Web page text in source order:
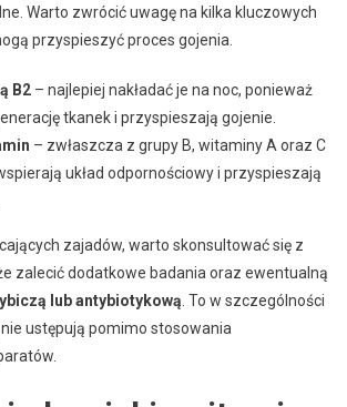
Warto zwrócić uwagę na kilka kluczowych
przyspieszyć proces gojenia.
B2– najlepiej nakładać je na noc, ponieważ
tkanek i przyspieszają gojenie.
– zwłaszcza z grupy B, witaminy A oraz C
układ odpornościowy i przyspieszają
zajadów, warto skonsultować się z
zalecić dodatkowe badania oraz ewentualną
lub antybiotykową . To w szczególności
ustępują pomimo stosowania